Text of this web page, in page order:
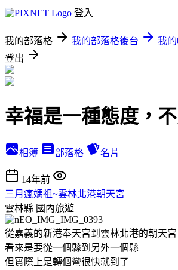
登入
我的部落格 我的部落格後台
我
登出
幸福是一種態度，
相簿 部落格 名片
14年前
三月瘋媽祖~雲林北港朝天宮
雲林縣 國內旅遊
從嘉義的新港奉天宮到雲林北港的朝天宮
看來是要從一個縣到另外一個縣
但實際上是轉個彎很快就到了